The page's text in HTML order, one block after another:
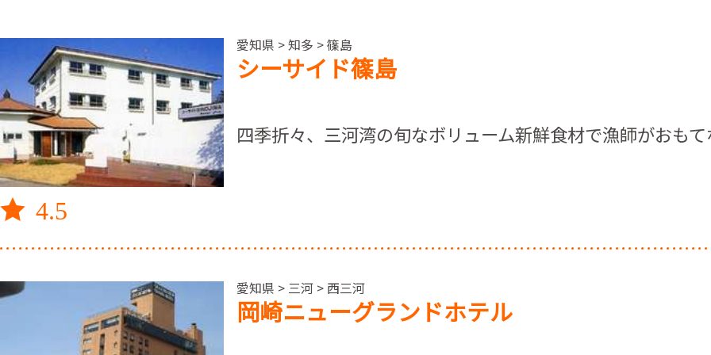
4.5
愛知県 > 知多 > 篠島
シーサイド篠島
四季折々、三河湾の旬なボリューム新鮮食材で漁師がおも
愛知県 > 三河 > 西三河
岡崎ニューグランドホテル